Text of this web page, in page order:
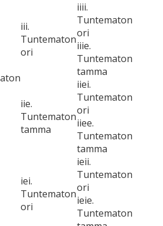
iii.
Tuntematon
ori
iiii.
Tuntematon
ori
iiie.
Tuntematon
tamma
iie.
Tuntematon
tamma
iiei.
Tuntematon
ori
iiee.
Tuntematon
tamma
iei.
Tuntematon
ori
ieii.
Tuntematon
ori
ieie.
Tuntematon